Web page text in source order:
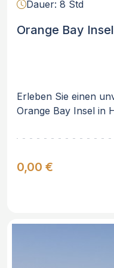
Dauer: 8 Std
Orange Bay
Erleben Sie einen
Orange Bay Insel in
nicht nur eine,
0,00 €